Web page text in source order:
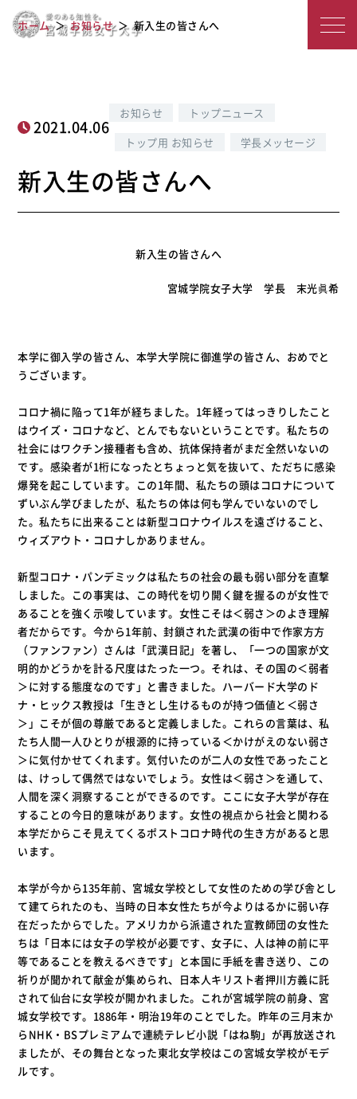
宮
院
女
子
大
新入生の皆さんへ
ホーム お知らせ 新入生の皆さんへ
2021.04.06
お知らせ
トップニュース
トップ用 お知らせ
学長メッセージ
新入生の皆さんへ
新入生の皆さんへ
宮城学院女子大学 学長 末光眞希
本学に御入学の皆さん、本学大学院に御進学の皆さん、おめでと
うございます。
コロナ禍に陥って1年が経ちました。1年経ってはっきりしたこと
はウイズ・コロナなど、とんでもないということです。私たちの
社会にはワクチン接種者も含め、抗体保持者がまだ全然いないの
です。感染者が1桁になったとちょっと気を抜いて、ただちに感染
爆発を起こしています。この1年間、私たちの頭はコロナについて
ずいぶん学びましたが、私たちの体は何も学んでいないのでし
た。私たちに出来ることは新型コロナウイルスを遠ざけること、
ウィズアウト・コロナしかありません。
新型コロナ・パンデミックは私たちの社会の最も弱い部分を直撃
しました。この事実は、この時代を切り開く鍵を握るのが女性で
あることを強く示唆しています。女性こそは＜弱さ＞のよき理解
者だからです。今から1年前、封鎖された武漢の街中で作家方方
（ファンファン）さんは「武漢日記」を著し、「一つの国家が文
明的かどうかを計る尺度はたった一つ。それは、その国の＜弱者
＞に対する態度なのです」と書きました。ハーバード大学のド
ナ・ヒックス教授は「生きとし生けるものが持つ価値と＜弱さ
＞」こそが個の尊厳であると定義しました。これらの言葉は、私
たち人間一人ひとりが根源的に持っている＜かけがえのない弱さ
＞に気付かせてくれます。気付いたのが二人の女性であったこと
は、けっして偶然ではないでしょう。女性は＜弱さ＞を通して、
人間を深く洞察することができるのです。ここに女子大学が存在
することの今日的意味があります。女性の視点から社会と関わる
本学だからこそ見えてくるポストコロナ時代の生き方があると思
います。
本学が今から135年前、宮城女学校として女性のための学び舎とし
て建てられたのも、当時の日本女性たちが今よりはるかに弱い存
在だったからでした。アメリカから派遣された宣教師団の女性た
ちは「日本には女子の学校が必要です、女子に、人は神の前に平
等であることを教えるべきです」と本国に手紙を書き送り、この
祈りが聞かれて献金が集められ、日本人キリスト者押川方義に託
されて仙台に女学校が開かれました。これが宮城学院の前身、宮
城女学校です。1886年・明治19年のことでした。昨年の三月末か
らNHK・BSプレミアムで連続テレビ小説「はね駒」が再放送され
ましたが、その舞台となった東北女学校はこの宮城女学校がモデ
ルです。